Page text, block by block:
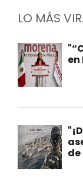
LO MÁS